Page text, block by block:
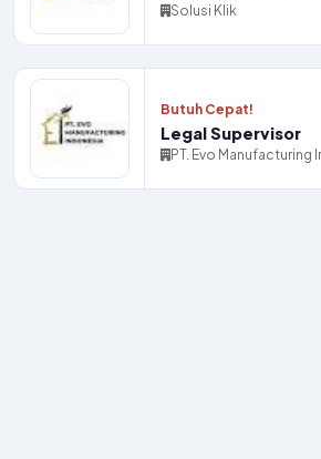
Solusi Klik
Butuh Cepat!
Legal Supervisor
PT. Evo Manufacturing